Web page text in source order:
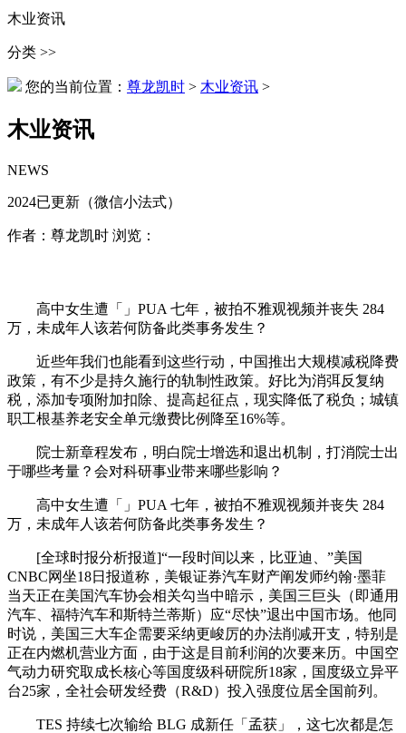
木业资讯
分类 >>
您的当前位置： 尊龙凯时 > 木业资讯 >
木业资讯
NEWS
2024已更新（微信小法式）
作者：尊龙凯时 浏览：
高中女生遭「」PUA 七年，被拍不雅观视频并丧失 284
万，未成年人该若何防备此类事务发生？
近些年我们也能看到这些行动，中国推出大规模减税降费
政策，有不少是持久施行的轨制性政策。好比为消弭反复纳
税，添加专项附加扣除、提高起征点，现实降低了税负；城镇
职工根基养老安全单元缴费比例降至16%等。
院士新章程发布，明白院士增选和退出机制，打消院士出
于哪些考量？会对科研事业带来哪些影响？
高中女生遭「」PUA 七年，被拍不雅观视频并丧失 284
万，未成年人该若何防备此类事务发生？
[全球时报分析报道]“一段时间以来，比亚迪、”美国
CNBC网坐18日报道称，美银证券汽车财产阐发师约翰·墨菲
当天正在美国汽车协会相关勾当中暗示，美国三巨头（即通用
汽车、福特汽车和斯特兰蒂斯）应“尽快”退出中国市场。他同
时说，美国三大车企需要采纳更峻厉的办法削减开支，特别是
正在内燃机营业方面，由于这是目前利润的次要来历。中国空
气动力研究取成长核心等国度级科研院所18家，国度级立异平
台25家，全社会研发经费（R&D）投入强度位居全国前列。
TES 持续七次输给 BLG 成新任「孟获」，这七次都是怎